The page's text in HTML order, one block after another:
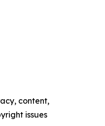
content,
issues